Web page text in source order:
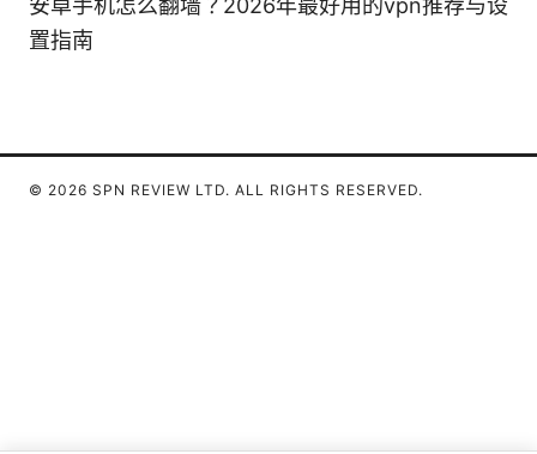
置指南
© 2026 SPN REVIEW LTD. ALL RIGHTS RESERVED.